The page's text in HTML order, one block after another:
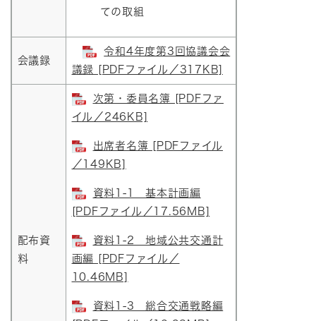
ての取組
会議録
令和4年度第3回協議会会
議録 [PDFファイル／317KB]
配布資
料
次第・委員名簿 [PDFファ
イル／246KB]
出席者名簿 [PDFファイル
／149KB]
資料1-1 基本計画編
[PDFファイル／17.56MB]
資料1-2 地域公共交通計
画編 [PDFファイル／
10.46MB]
資料1-3 総合交通戦略編